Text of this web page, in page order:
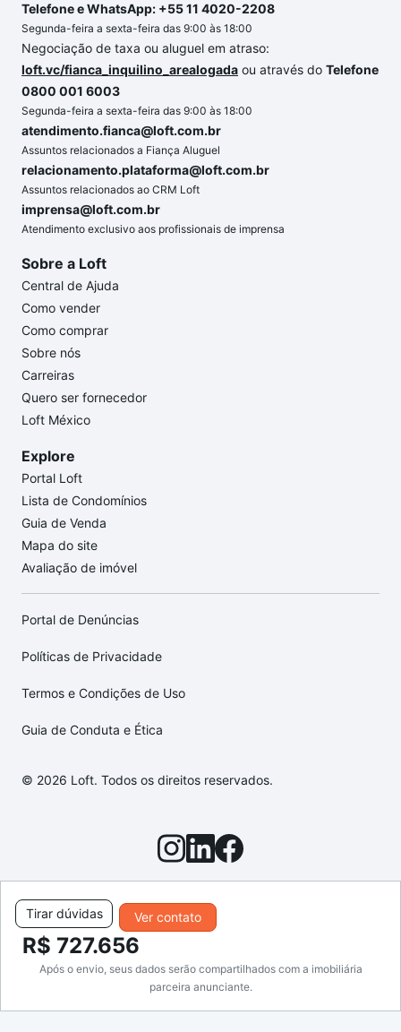
Ver contato
Tirar dúvidas
R$ 727.656
Após o envio, seus dados serão compartilhados com a imobiliária
parceira anunciante.
Telefone e WhatsApp: +55 11 4020-2208
Segunda-feira a sexta-feira das 9:00 às 18:00
Negociação de taxa ou aluguel em atraso:
loft.vc/fianca_inquilino_arealogada ou através do Telefone
0800 001 6003
Segunda-feira a sexta-feira das 9:00 às 18:00
atendimento.fianca@loft.com.br
Assuntos relacionados a Fiança Aluguel
relacionamento.plataforma@loft.com.br
Assuntos relacionados ao CRM Loft
imprensa@loft.com.br
Atendimento exclusivo aos profissionais de imprensa
Sobre a Loft
Central de Ajuda
Como vender
Como comprar
Sobre nós
Carreiras
Quero ser fornecedor
Loft México
Explore
Portal Loft
Lista de Condomínios
Guia de Venda
Mapa do site
Avaliação de imóvel
Portal de Denúncias
Políticas de Privacidade
Termos e Condições de Uso
Guia de Conduta e Ética
© 2026 Loft. Todos os direitos reservados.